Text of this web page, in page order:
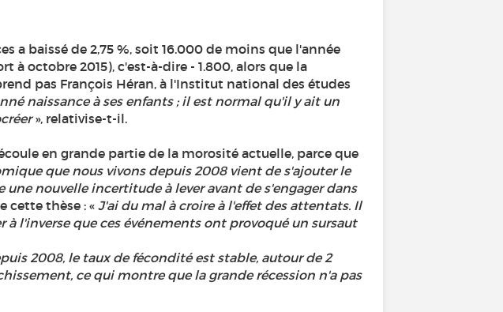
a baissé de 2,75 %, soit 16.000 de moins que l'année
à octobre 2015), c'est-à-dire - 1.800, alors que la
pas François Héran, à l'Institut national des études
naissance à ses enfants ; il est normal qu'il y ait un
», relativise-t-il.
en grande partie de la morosité actuelle, parce que
que nous vivons depuis 2008 vient de s'ajouter le
nouvelle incertitude à lever avant de s'engager dans
cette thèse : « J'ai du mal à croire à l'effet des attentats. Il
l'inverse que ces événements ont provoqué un sursaut
2008, le taux de fécondité est stable, autour de 2
ce qui montre que la grande récession n'a pas